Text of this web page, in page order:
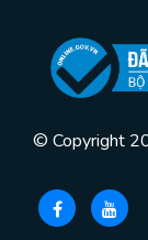
© Copyright